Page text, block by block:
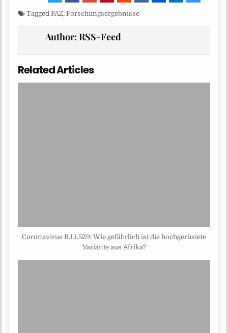
TaggedFAZ,Forschungsergebnisse
Author:RSS-Feed
Related Articles
Coronavirus B.1.1.529: Wie gefährlich ist die hochgerüstete
Variante aus Afrika?